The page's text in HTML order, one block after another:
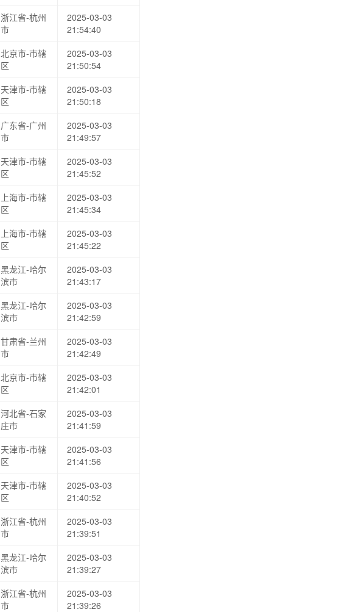
浙江省-杭州
市
2025-03-03
21:54:40
北京市-市辖
区
2025-03-03
21:50:54
天津市-市辖
区
2025-03-03
21:50:18
广东省-广州
市
2025-03-03
21:49:57
天津市-市辖
区
2025-03-03
21:45:52
上海市-市辖
区
2025-03-03
21:45:34
上海市-市辖
区
2025-03-03
21:45:22
黑龙江-哈尔
滨市
2025-03-03
21:43:17
黑龙江-哈尔
滨市
2025-03-03
21:42:59
甘肃省-兰州
市
2025-03-03
21:42:49
北京市-市辖
区
2025-03-03
21:42:01
河北省-石家
庄市
2025-03-03
21:41:59
天津市-市辖
区
2025-03-03
21:41:56
天津市-市辖
区
2025-03-03
21:40:52
浙江省-杭州
市
2025-03-03
21:39:51
黑龙江-哈尔
滨市
2025-03-03
21:39:27
浙江省-杭州
市
2025-03-03
21:39:26